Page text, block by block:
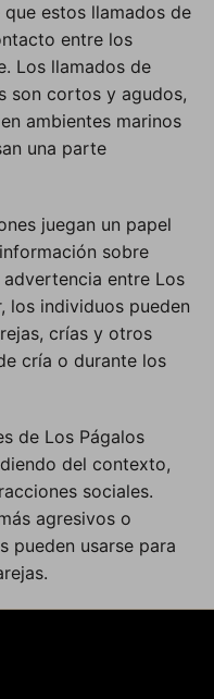
estos llamados de
entre los
Los llamados de
son cortos y agudos,
ambientes marinos
una parte
juegan un papel
sobre
entre Los
los individuos pueden
crías y otros
cría o durante los
de Los Págalos
del contexto,
sociales.
agresivos o
pueden usarse para